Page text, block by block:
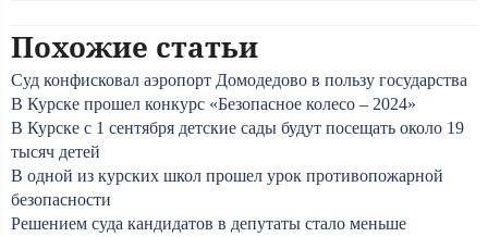
Похожие статьи
Суд конфисковал аэропорт Домодедово в пользу государства
В Курске прошел конкурс «Безопасное колесо – 2024»
В Курске с 1 сентября детские сады будут посещать около 19
тысяч детей
В одной из курских школ прошел урок противопожарной
безопасности
Решением суда кандидатов в депутаты стало меньше